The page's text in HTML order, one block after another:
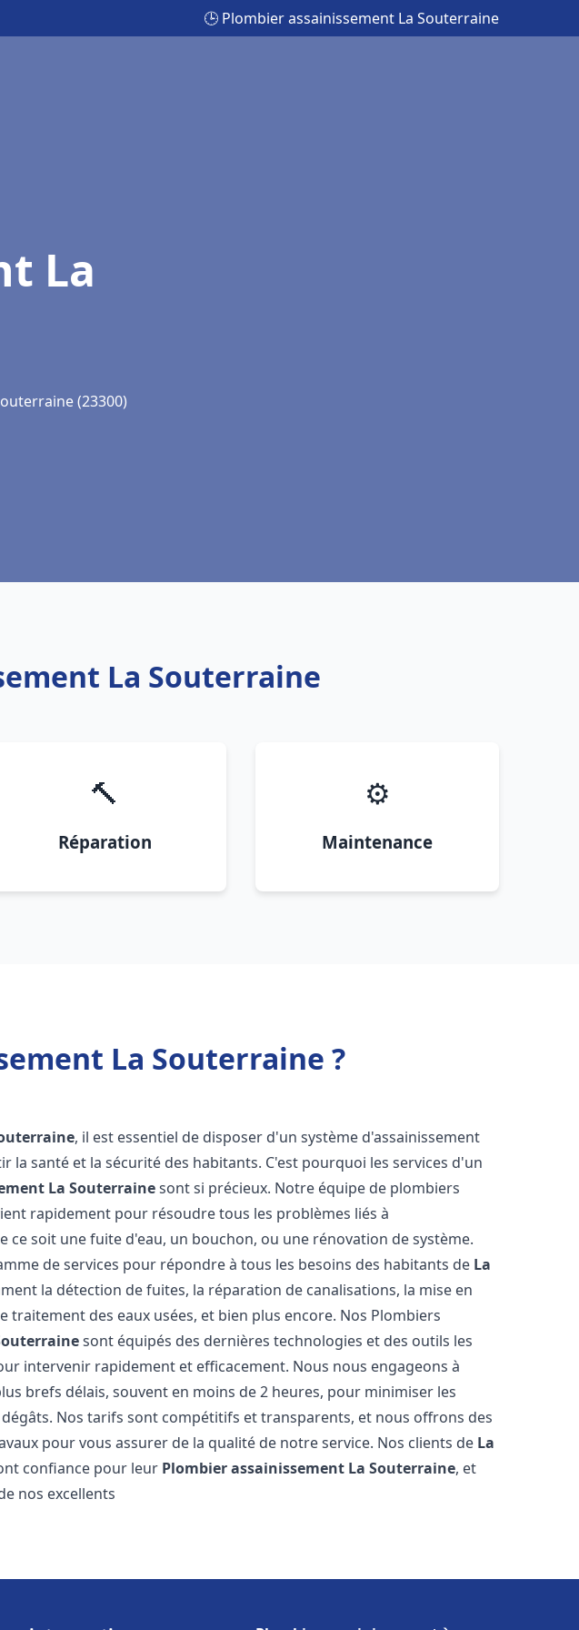
🕒 Plombier assainissement La Souterraine
La
(23300)
La Souterraine
🔨
Réparation
⚙️
Maintenance
La Souterraine ?
, il est essentiel de disposer d'un système d'assainissement
la santé et la sécurité des habitants. C'est pourquoi les services d'un
La Souterrainesont si précieux. Notre équipe de plombiers
rapidement pour résoudre tous les problèmes liés à
ce soit une fuite d'eau, un bouchon, ou une rénovation de système.
de services pour répondre à tous les besoins des habitants de La
la détection de fuites, la réparation de canalisations, la mise en
traitement des eaux usées, et bien plus encore. Nos Plombiers
sont équipés des dernières technologies et des outils les
intervenir rapidement et efficacement. Nous nous engageons à
brefs délais, souvent en moins de 2 heures, pour minimiser les
Nos tarifs sont compétitifs et transparents, et nous offrons des
pour vous assurer de la qualité de notre service. Nos clients de La
confiance pour leur Plombier assainissement La Souterraine, et
nos excellents